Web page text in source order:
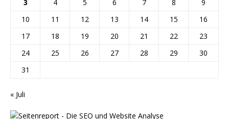
3
4 5 6 7 8
9
10
11 12 13 14 15
16
17
18 19 20 21 22
23
24
25 26 27 28 29
30
31
« Juli